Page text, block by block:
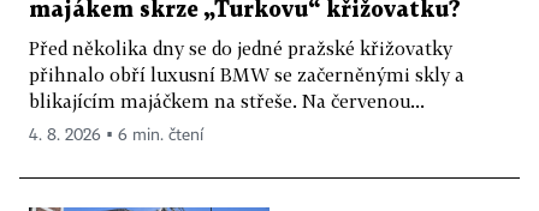
majákem skrze „Turkovu“ křižovatku?
Před několika dny se do jedné pražské křižovatky
přihnalo obří luxusní BMW se začerněnými skly a
blikajícím majáčkem na střeše. Na červenou...
4. 8. 2026 ▪ 6 min. čtení